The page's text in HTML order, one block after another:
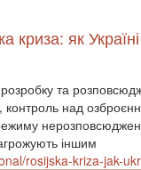
криза: як
та
контроль над
іншим
rosijska-kriza-jak-